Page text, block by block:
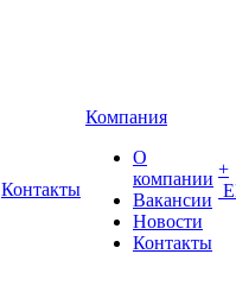
Контакты
Компания
О
компании
Вакансии
Новости
Контакты
+